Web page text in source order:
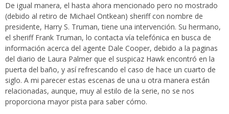
De igual manera, el hasta ahora mencionado pero no mostrado
(debido al retiro de Michael Ontkean) sheriff con nombre de
presidente, Harry S. Truman, tiene una intervención. Su hermano,
el sheriff Frank Truman, lo contacta vía telefónica en busca de
información acerca del agente Dale Cooper, debido a la paginas
del diario de Laura Palmer que el suspicaz Hawk encontró en la
puerta del baño, y así refrescando el caso de hace un cuarto de
siglo. A mi parecer estas escenas de una u otra manera están
relacionadas, aunque, muy al estilo de la serie, no se nos
proporciona mayor pista para saber cómo.